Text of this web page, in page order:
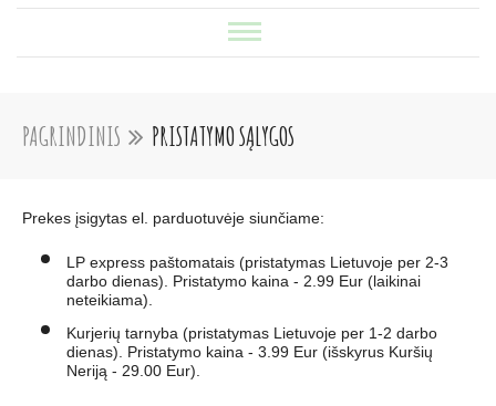
PAGRINDINIS PRISTATYMO SĄLYGOS
Prekes įsigytas el. parduotuvėje siunčiame:
LP express paštomatais (pristatymas Lietuvoje per 2-3
darbo dienas). Pristatymo kaina - 2.99 Eur (laikinai
neteikiama).
Kurjerių tarnyba (pristatymas Lietuvoje per 1-2 darbo
dienas). Pristatymo kaina - 3.99 Eur (išskyrus Kuršių
Neriją - 29.00 Eur).